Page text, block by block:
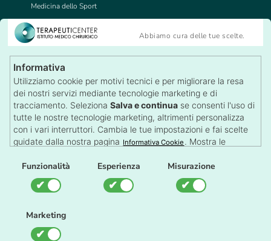
Abbiamo cura delle tue scelte.
Informativa
Utilizziamo cookie per motivi tecnici e per migliorare la resa
dei nostri servizi mediante tecnologie marketing e di
tracciamento. SelezionaSalva e continua se consenti l'uso di
tutte le nostre tecnologie marketing, altrimenti personalizza
con i vari interruttori. Cambia le tue impostazioni e fai scelte
guidate dalla nostra pagina Informativa Cookie . Mostra le
fondo alla pagina.
Funzionalità Esperienza Misurazione
Marketing
Medicina dello Sport
Medicina del Lavoro
Tricologia
Recensioni
Lascia una Recensione
Autorizzazioni
Il TerapeutiCenter è una struttura sanitaria autorizzata dalla